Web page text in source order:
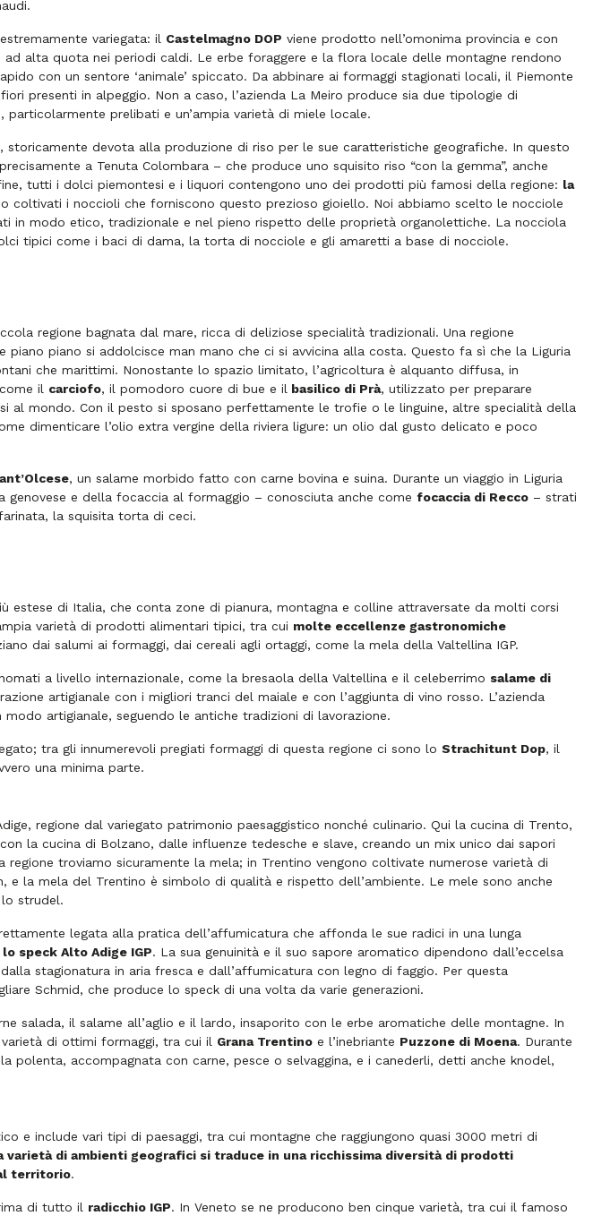
variegata: il Castelmagno DOP viene prodotto nell’omonima provincia e con
alta quota nei periodi caldi. Le erbe foraggere e la flora locale delle montagne rendono
con un sentore ‘animale’ spiccato. Da abbinare ai formaggi stagionati locali, il Piemonte
presenti in alpeggio. Non a caso, l’azienda La Meiro produce sia due tipologie di
prelibati e un’ampia varietà di miele locale.
, storicamente devota alla produzione di riso per le sue caratteristiche geografiche. In questo
a Tenuta Colombara – che produce uno squisito riso “con la gemma”, anche
tutti i dolci piemontesi e i liquori contengono uno dei prodotti più famosi della regione: la
coltivati i noccioli che forniscono questo prezioso gioiello. Noi abbiamo scelto le nocciole
in modo etico, tradizionale e nel pieno rispetto delle proprietà organolettiche. La nocciola
tipici come i baci di dama, la torta di nocciole e gli amaretti a base di nocciole.
regione bagnata dal mare, ricca di deliziose specialità tradizionali. Una regione
piano piano si addolcisce man mano che ci si avvicina alla costa. Questo fa sì che la Liguria
che marittimi. Nonostante lo spazio limitato, l’agricoltura è alquanto diffusa, in
il carciofo, il pomodoro cuore di bue e il basilico di Prà, utilizzato per preparare
al mondo. Con il pesto si sposano perfettamente le trofie o le linguine, altre specialità della
dimenticare l’olio extra vergine della riviera ligure: un olio dal gusto delicato e poco
, un salame morbido fatto con carne bovina e suina. Durante un viaggio in Liguria
genovese e della focaccia al formaggio – conosciuta anche come focaccia di Recco– strati
la squisita torta di ceci.
estese di Italia, che conta zone di pianura, montagna e colline attraversate da molti corsi
varietà di prodotti alimentari tipici, tra cui molte eccellenze gastronomiche
dai salumi ai formaggi, dai cereali agli ortaggi, come la mela della Valtellina IGP.
a livello internazionale, come la bresaola della Valtellina e il celeberrimo salame di
artigianale con i migliori tranci del maiale e con l’aggiunta di vino rosso. L’azienda
artigianale, seguendo le antiche tradizioni di lavorazione.
tra gli innumerevoli pregiati formaggi di questa regione ci sono lo Strachitunt Dop, il
una minima parte.
regione dal variegato patrimonio paesaggistico nonché culinario. Qui la cucina di Trento,
la cucina di Bolzano, dalle influenze tedesche e slave, creando un mix unico dai sapori
troviamo sicuramente la mela; in Trentino vengono coltivate numerose varietà di
la mela del Trentino è simbolo di qualità e rispetto dell’ambiente. Le mele sono anche
strudel.
legata alla pratica dell’affumicatura che affonda le sue radici in una lunga
lo speck Alto Adige IGP. La sua genuinità e il suo sapore aromatico dipendono dall’eccelsa
stagionatura in aria fresca e dall’affumicatura con legno di faggio. Per questa
Schmid, che produce lo speck di una volta da varie generazioni.
salada, il salame all’aglio e il lardo, insaporito con le erbe aromatiche delle montagne. In
di ottimi formaggi, tra cui il Grana Trentinoe l’inebriante Puzzone di Moena. Durante
polenta, accompagnata con carne, pesce o selvaggina, e i canederli, detti anche knodel,
e include vari tipi di paesaggi, tra cui montagne che raggiungono quasi 3000 metri di
varietà di ambienti geografici si traduce in una ricchissima diversità di prodotti
territorio.
di tutto il radicchio IGP. In Veneto se ne producono ben cinque varietà, tra cui il famoso